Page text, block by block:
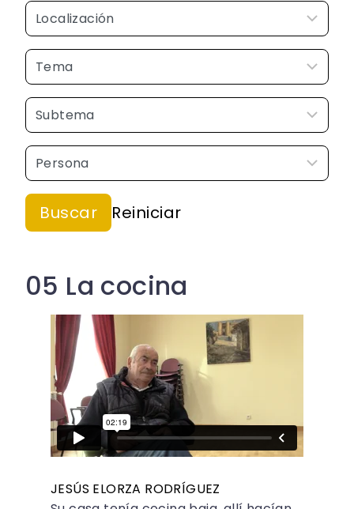
05 La cocina
JESÚS ELORZA RODRÍGUEZ